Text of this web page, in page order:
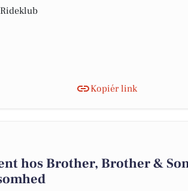
Kopiér link
hos Brother, Brother &